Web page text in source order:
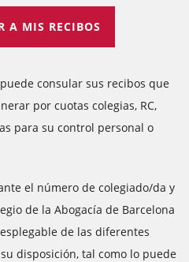
A MIS RECIBOS
consular sus recibos que
por cuotas colegias, RC,
para su control personal o
el número de colegiado/da y
de la Abogacía de Barcelona
de las diferentes
disposición, tal como lo puede